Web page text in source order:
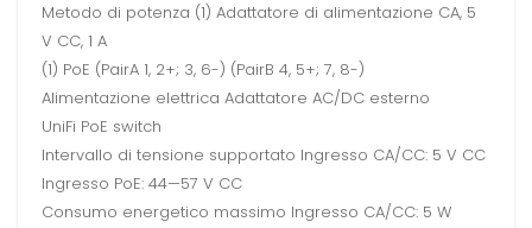
Metodo di potenza (1) Adattatore di alimentazione CA, 5
V CC, 1 A
(1) PoE (PairA 1, 2+; 3, 6-) (PairB 4, 5+; 7, 8-)
Alimentazione elettrica Adattatore AC/DC esterno
UniFi PoE switch
Intervallo di tensione supportato Ingresso CA/CC: 5 V CC
Ingresso PoE: 44—57 V CC
Consumo energetico massimo Ingresso CA/CC: 5 W